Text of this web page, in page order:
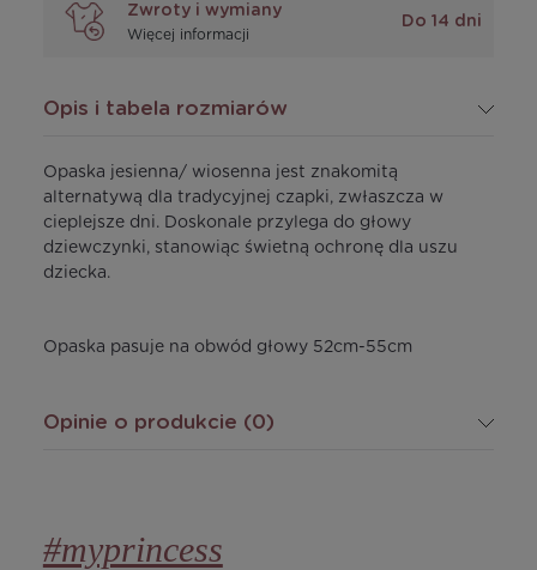
Zwroty i wymiany
Więcej informacji
Do 14 dni
Opis i tabela rozmiarów
Opaska jesienna/ wiosenna jest znakomitą
alternatywą dla tradycyjnej czapki, zwłaszcza w
cieplejsze dni. Doskonale przylega do głowy
dziewczynki, stanowiąc świetną ochronę dla uszu
dziecka.
Opaska pasuje na obwód głowy 52cm-55cm
Opinie o produkcie (0)
#myprincess